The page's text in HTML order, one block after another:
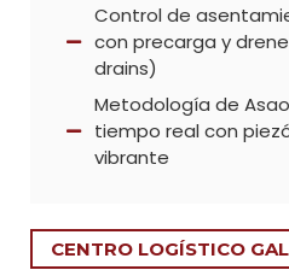
Control de
con precarga y
drains)
Metodología de
tiempo real con
vibrante
CENTRO LOGÍSTICO